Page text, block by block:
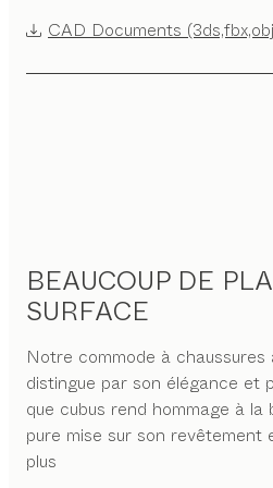
CAD Documents
BEAUCOUP DE
SURFACE
Notre commode à
distingue par son élégance et
que cubus rend hommage à la
pure mise sur son revêtement
plus